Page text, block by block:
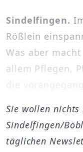
Sindelfingen.
Rößlein
Was aber
allem Pflegen,
die
Sie wollen nichts
Sindelfingen/
täglichen